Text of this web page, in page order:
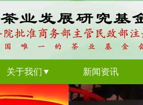
关于我们 新闻资讯